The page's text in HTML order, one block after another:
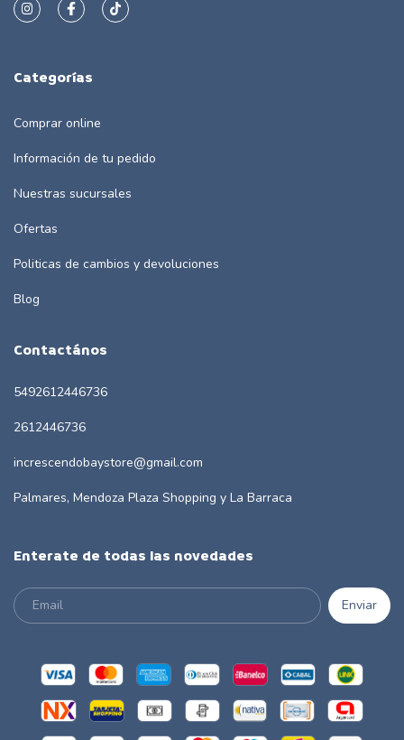
Categorías
Comprar online
Información de tu pedido
Nuestras sucursales
Ofertas
Politicas de cambios y devoluciones
Blog
Contactános
5492612446736
2612446736
increscendobaystore@gmail.com
Palmares, Mendoza Plaza Shopping y La Barraca
Enterate de todas las novedades